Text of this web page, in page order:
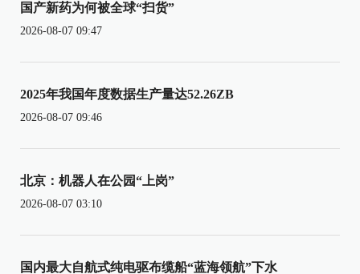
国产新药为何被全球“扫货”
2026-08-07 09:47
2025年我国年度数据生产量达52.26ZB
2026-08-07 09:46
北京：机器人在公园“上岗”
2026-08-07 03:10
国内最大自航式纯电驱布缆船“蓝海领航”下水